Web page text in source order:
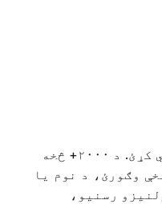
ایموجۍ سمدستي ومومئ او کاپي کړئ. د ۲۰۰۰+ څخه
وګورئ، د نوم یا
رسنیو،